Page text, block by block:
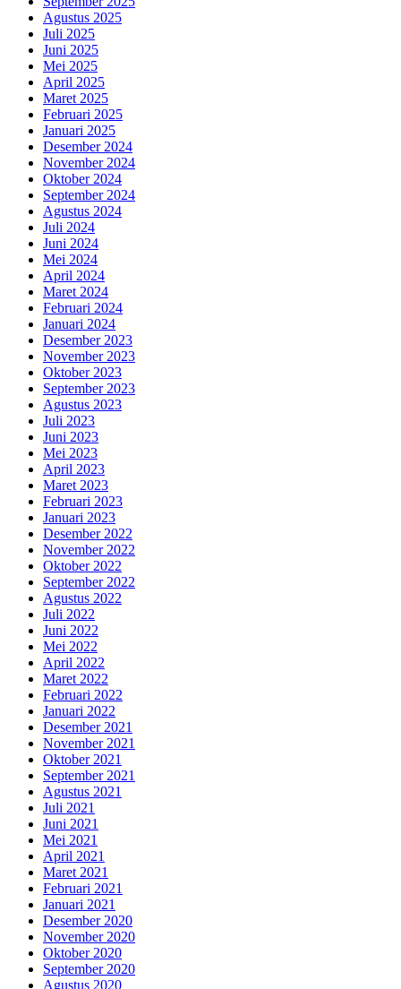
Agustus 2025
Juli 2025
Juni 2025
Mei 2025
April 2025
Maret 2025
Februari 2025
Januari 2025
Desember 2024
November 2024
Oktober 2024
September 2024
Agustus 2024
Juli 2024
Juni 2024
Mei 2024
April 2024
Maret 2024
Februari 2024
Januari 2024
Desember 2023
November 2023
Oktober 2023
September 2023
Agustus 2023
Juli 2023
Juni 2023
Mei 2023
April 2023
Maret 2023
Februari 2023
Januari 2023
Desember 2022
November 2022
Oktober 2022
September 2022
Agustus 2022
Juli 2022
Juni 2022
Mei 2022
April 2022
Maret 2022
Februari 2022
Januari 2022
Desember 2021
November 2021
Oktober 2021
September 2021
Agustus 2021
Juli 2021
Juni 2021
Mei 2021
April 2021
Maret 2021
Februari 2021
Januari 2021
Desember 2020
November 2020
Oktober 2020
September 2020
Agustus 2020